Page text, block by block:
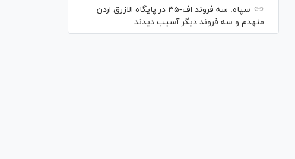
سپاه: سه فروند اف-۳۵ در پایگاه الازرق اردن
منهدم و سه فروند دیگر آسیب دیدند